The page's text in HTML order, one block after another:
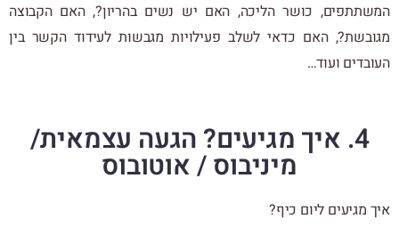
המשתתפים, כושר הליכה, האם יש נשים בהריון?, האם הקבוצה
מגובשת?, האם כדאי לשלב פעילויות מגבשות לעידוד הקשר בין
העובדים ועוד…
4. איך מגיעים? הגעה עצמאית/
מיניבוס / אוטובוס
איך מגיעים ליום כיף?